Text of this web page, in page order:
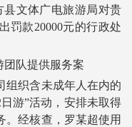
县文体广电旅游局对贵
罚款20000元的行政处
队提供服务案
织含未成年人在内的
游”活动，安排未取得
。经核查，罗某超使用